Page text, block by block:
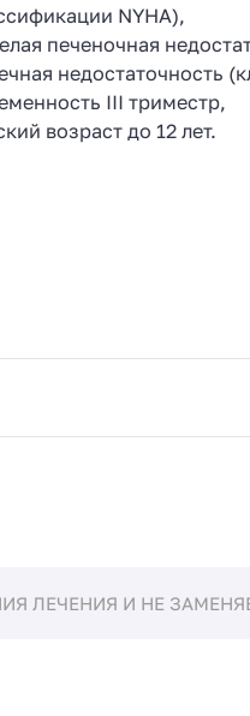
NYHA),
печеночная
недостаточность
III триместр,
возраст до 12 лет.
ЛЕЧЕНИЯ И НЕ